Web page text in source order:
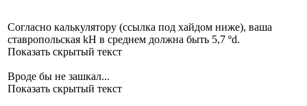
Согласно калькулятору (ссылка под хайдом ниже), ваша
ставропольская kH в среднем должна быть 5,7 ºd.
Показать скрытый текст
Вроде бы не зашкал...
Показать скрытый текст